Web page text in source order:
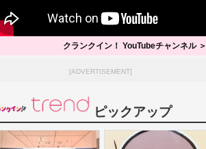
クランクイン！ YouTubeチャンネル ＞
[ADVERTISEMENT]
ピックアップ